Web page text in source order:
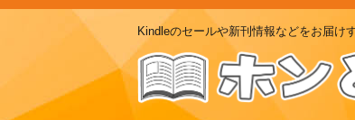
Kindleのセールや新刊情報などをお届け